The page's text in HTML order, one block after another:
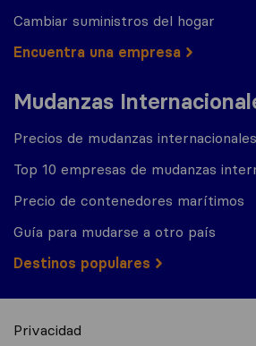
Cambiar suministros del hogar
Encuentra una empresa
Mudanzas
Precios de mudanzas internacionales
Top 10 empresas de mudanzas
Precio de contenedores marítimos
Guía para mudarse a otro país
Destinos populares
Privacidad